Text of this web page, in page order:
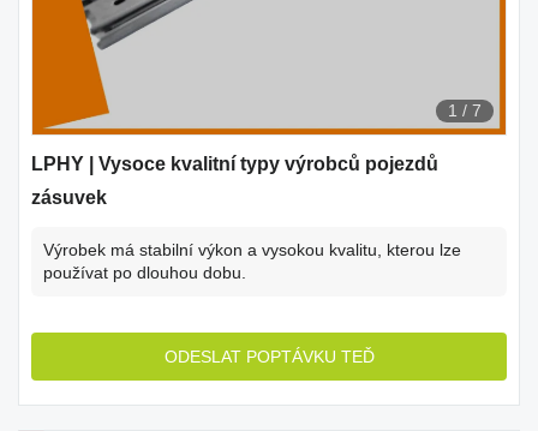
1 / 7
LPHY | Vysoce kvalitní typy výrobců pojezdů
zásuvek
Výrobek má stabilní výkon a vysokou kvalitu, kterou lze
používat po dlouhou dobu.
ODESLAT POPTÁVKU TEĎ